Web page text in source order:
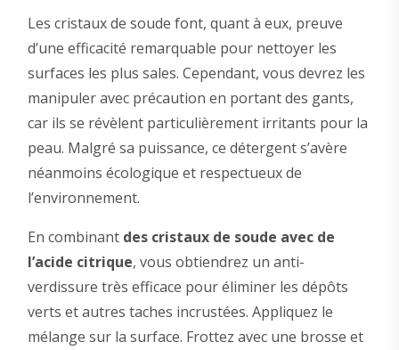
Les cristaux de soude font, quant à eux, preuve
d’une efficacité remarquable pour nettoyer les
surfaces les plus sales. Cependant, vous devrez les
manipuler avec précaution en portant des gants,
car ils se révèlent particulièrement irritants pour la
peau. Malgré sa puissance, ce détergent s’avère
néanmoins écologique et respectueux de
l’environnement.
En combinant des cristaux de soude avec de
l’acide citrique, vous obtiendrez un anti-
verdissure très efficace pour éliminer les dépôts
verts et autres taches incrustées. Appliquez le
mélange sur la surface. Frottez avec une brosse et